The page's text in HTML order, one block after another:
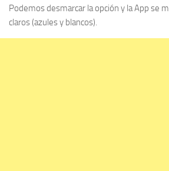
Podemos desmarcar la opción y la App se
claros (azules y blancos).